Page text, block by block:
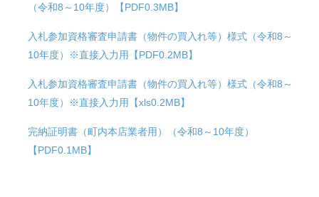
（令和8～10年度）【PDF0.3MB】
入札参加資格審査申請書（物件の買入れ等）様式（令和8～
10年度）※直接入力用【PDF0.2MB】
入札参加資格審査申請書（物件の買入れ等）様式（令和8～
10年度）※直接入力用【xls0.2MB】
完納証明書（町内本店業者用）（令和8～10年度）
【PDF0.1MB】